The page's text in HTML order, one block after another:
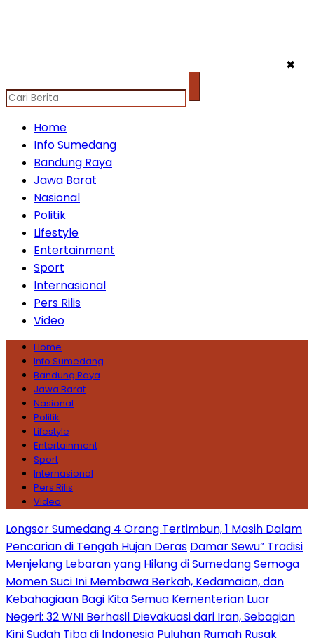
✖
Home
Info Sumedang
Bandung Raya
Jawa Barat
Nasional
Politik
Lifestyle
Entertainment
Sport
Internasional
Pers Rilis
Video
Home
Info Sumedang
Bandung Raya
Jawa Barat
Nasional
Politik
Lifestyle
Entertainment
Sport
Internasional
Pers Rilis
Video
Longsor Sumedang 4 Orang Tertimbun, 1 Masih Dalam
Pencarian di Tengah Hujan Deras Damar Sewu” Tradisi
Menjelang Lebaran yang Hilang di SumedangSemoga
Momen Suci Ini Membawa Berkah, Kedamaian, dan
Kebahagiaan Bagi Kita Semua Kementerian Luar
Negeri: 32 WNI Berhasil Dievakuasi dari Iran, Sebagian
Kini Sudah Tiba di Indonesia Puluhan Rumah Rusak